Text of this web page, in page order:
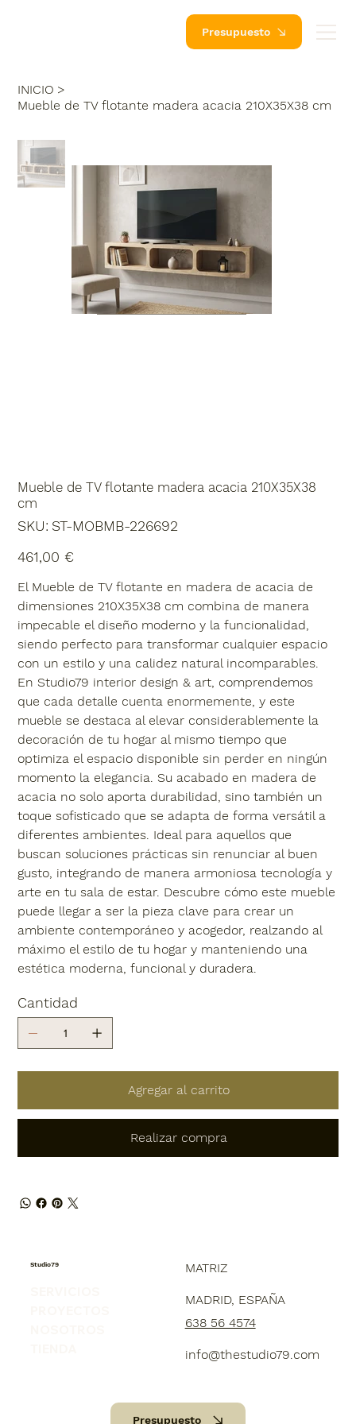
Presupuesto
INICIO >
Mueble de TV flotante madera acacia 210X35X38 cm
Mueble de TV flotante madera acacia 210X35X38
cm
SKU: SKU
ST-
ST-MOBMB-226692
461,00 €
El Mueble de TV flotante en madera de acacia de
dimensiones 210X35X38 cm combina de manera
impecable el diseño moderno y la funcionalidad,
siendo perfecto para transformar cualquier espacio
con un estilo y una calidez natural incomparables.
En Studio79 interior design & art, comprendemos
que cada detalle cuenta enormemente, y este
mueble se destaca al elevar considerablemente la
decoración de tu hogar al mismo tiempo que
optimiza el espacio disponible sin perder en ningún
momento la elegancia. Su acabado en madera de
acacia no solo aporta durabilidad, sino también un
toque sofisticado que se adapta de forma versátil a
diferentes ambientes. Ideal para aquellos que
buscan soluciones prácticas sin renunciar al buen
gusto, integrando de manera armoniosa tecnología y
arte en tu sala de estar. Descubre cómo este mueble
puede llegar a ser la pieza clave para crear un
ambiente contemporáneo y acogedor, realzando al
máximo el estilo de tu hogar y manteniendo una
estética moderna, funcional y duradera.
Cantidad
Agregar al carrito
Realizar compra
Studio79 MATRIZ
MADRID, ESPAÑA
638 56 4574
info@thestudio79.com
Presupuesto